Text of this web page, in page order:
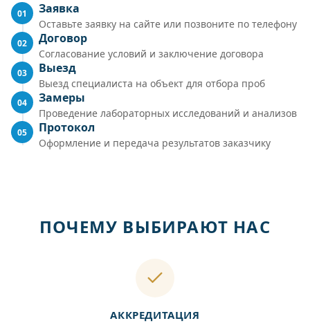
01 Заявка
Оставьте заявку на сайте или позвоните по телефону
02 Договор
Согласование условий и заключение договора
03 Выезд
Выезд специалиста на объект для отбора проб
04 Замеры
Проведение лабораторных исследований и анализов
05 Протокол
Оформление и передача результатов заказчику
ПОЧЕМУ ВЫБИРАЮТ НАС
АККРЕДИТАЦИЯ